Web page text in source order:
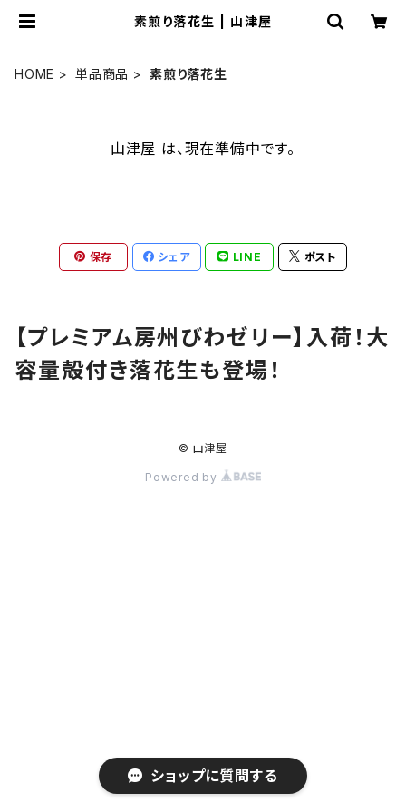
素煎り落花生 | 山津屋
HOME 単品商品 素煎り落花生
山津屋 は、現在準備中です。
保存 シェア LINE ポスト
【プレミアム房州びわゼリー】入荷！大
容量殻付き落花生も登場！
© 山津屋
Powered by
ショップに質問する